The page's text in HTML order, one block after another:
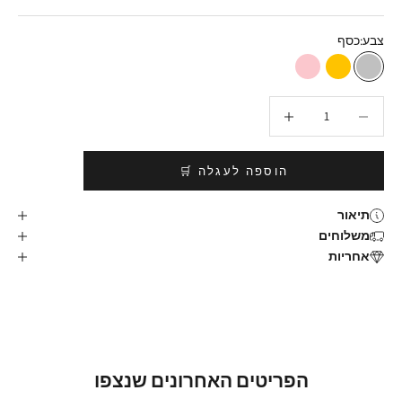
צבע:כסף
כסף זהב
רוז גולד
הוספה לעגלה 🛒
תיאור
משלוחים
אחריות
הפריטים האחרונים שנצפו